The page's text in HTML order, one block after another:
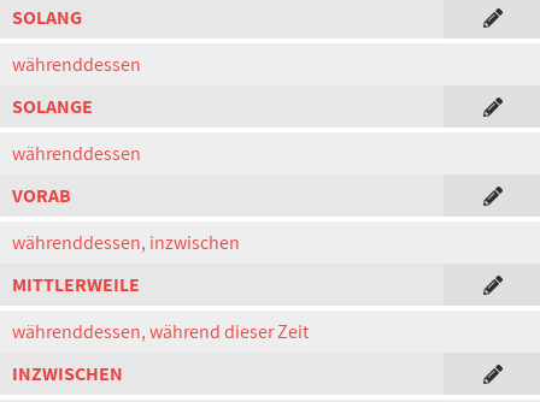
SOLANG
währenddessen
SOLANGE
währenddessen
VORAB
währenddessen, inzwischen
MITTLERWEILE
währenddessen, während dieser Zeit
INZWISCHEN